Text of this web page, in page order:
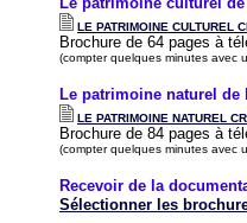
LE PATRIMOINE CULTUREL
Brochure de 64 pages à
(compter quelques minutes avec
Le patrimoine naturel de
LE PATRIMOINE NATUREL
Brochure de 84 pages à
(compter quelques minutes avec
Recevoir de la
Sélectionner les